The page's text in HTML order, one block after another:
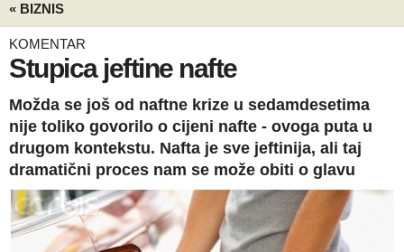
« BIZNIS
KOMENTAR
Stupica jeftine nafte
Možda se još od naftne krize u sedamdesetima
nije toliko govorilo o cijeni nafte - ovoga puta u
drugom kontekstu. Nafta je sve jeftinija, ali taj
dramatični proces nam se može obiti o glavu